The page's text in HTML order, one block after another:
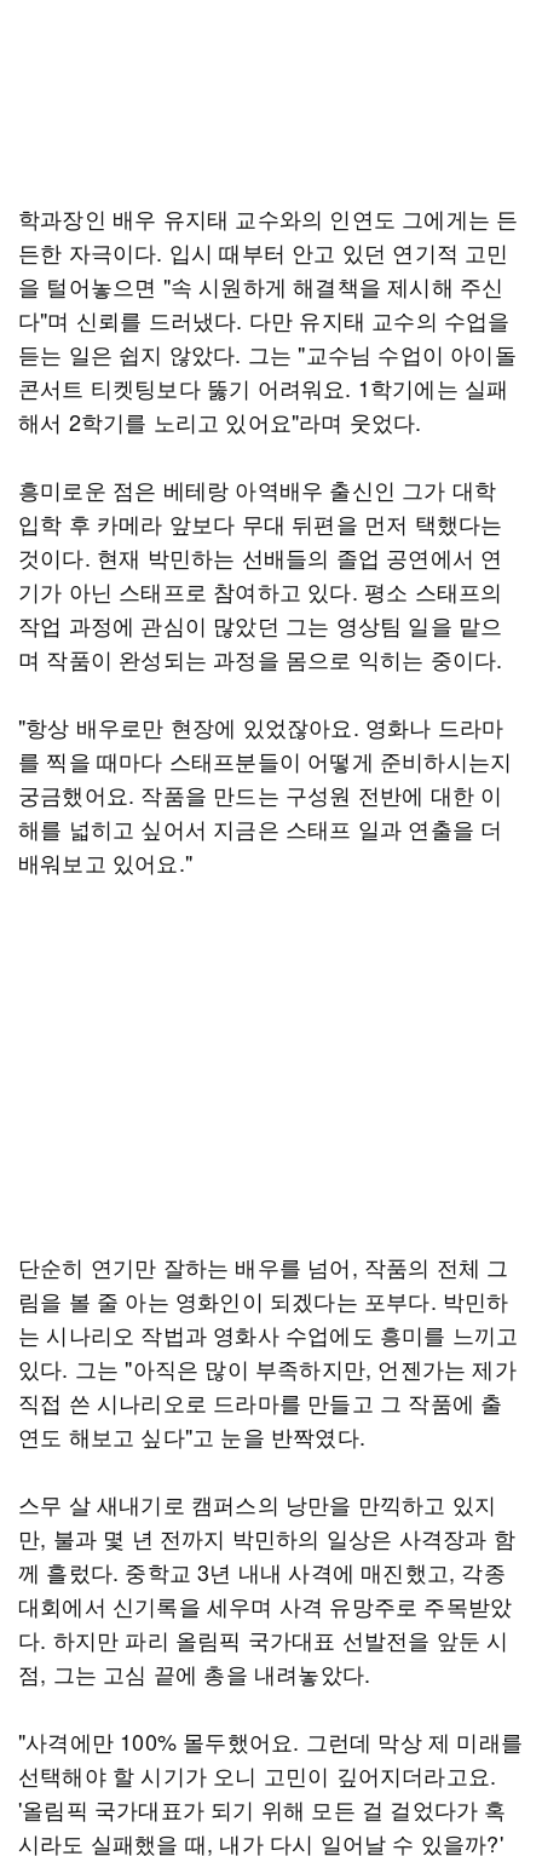
학과장인 배우 유지태 교수와의 인연도 그에게는 든
든한 자극이다. 입시 때부터 안고 있던 연기적 고민
을 털어놓으면 "속 시원하게 해결책을 제시해 주신
다"며 신뢰를 드러냈다. 다만 유지태 교수의 수업을
듣는 일은 쉽지 않았다. 그는 "교수님 수업이 아이돌
콘서트 티켓팅보다 뚫기 어려워요. 1학기에는 실패
해서 2학기를 노리고 있어요"라며 웃었다.
흥미로운 점은 베테랑 아역배우 출신인 그가 대학
입학 후 카메라 앞보다 무대 뒤편을 먼저 택했다는
것이다. 현재 박민하는 선배들의 졸업 공연에서 연
기가 아닌 스태프로 참여하고 있다. 평소 스태프의
작업 과정에 관심이 많았던 그는 영상팀 일을 맡으
며 작품이 완성되는 과정을 몸으로 익히는 중이다.
"항상 배우로만 현장에 있었잖아요. 영화나 드라마
를 찍을 때마다 스태프분들이 어떻게 준비하시는지
궁금했어요. 작품을 만드는 구성원 전반에 대한 이
해를 넓히고 싶어서 지금은 스태프 일과 연출을 더
배워보고 있어요."
단순히 연기만 잘하는 배우를 넘어, 작품의 전체 그
림을 볼 줄 아는 영화인이 되겠다는 포부다. 박민하
는 시나리오 작법과 영화사 수업에도 흥미를 느끼고
있다. 그는 "아직은 많이 부족하지만, 언젠가는 제가
직접 쓴 시나리오로 드라마를 만들고 그 작품에 출
연도 해보고 싶다"고 눈을 반짝였다.
스무 살 새내기로 캠퍼스의 낭만을 만끽하고 있지
만, 불과 몇 년 전까지 박민하의 일상은 사격장과 함
께 흘렀다. 중학교 3년 내내 사격에 매진했고, 각종
대회에서 신기록을 세우며 사격 유망주로 주목받았
다. 하지만 파리 올림픽 국가대표 선발전을 앞둔 시
점, 그는 고심 끝에 총을 내려놓았다.
"사격에만 100% 몰두했어요. 그런데 막상 제 미래를
선택해야 할 시기가 오니 고민이 깊어지더라고요.
'올림픽 국가대표가 되기 위해 모든 걸 걸었다가 혹
시라도 실패했을 때, 내가 다시 일어날 수 있을까?'